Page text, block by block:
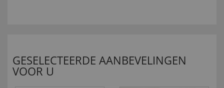
GESELECTEERDE AANBEVELINGEN
VOOR U